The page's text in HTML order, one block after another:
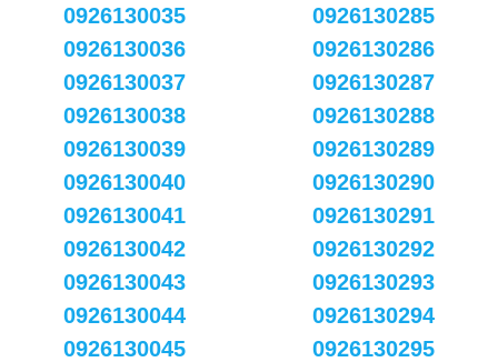
0926130035
0926130036
0926130037
0926130038
0926130039
0926130040
0926130041
0926130042
0926130043
0926130044
0926130045
0926130285
0926130286
0926130287
0926130288
0926130289
0926130290
0926130291
0926130292
0926130293
0926130294
0926130295